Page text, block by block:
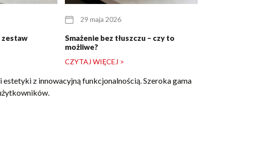
zestaw
29 maja 2026
Smażenie bez tłuszczu – czy to
możliwe?
CZYTAJ WIĘCEJ >
z innowacyjną funkcjonalnością. Szeroka gama